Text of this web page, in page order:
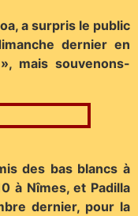
a surpris le public
dernier en
mais souvenons-
des bas blancs à
à Nîmes, et Padilla
dernier, pour la